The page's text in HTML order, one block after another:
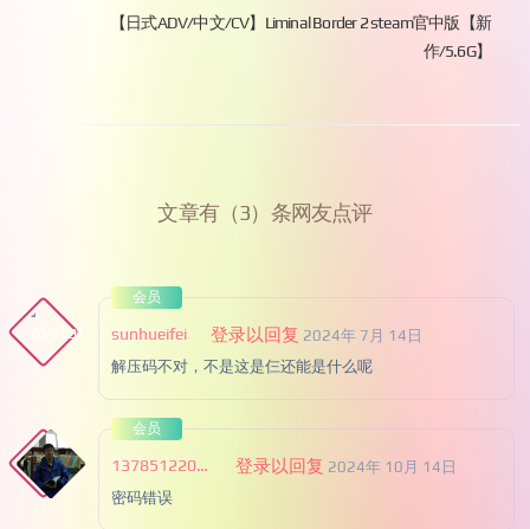
【日式ADV/中文/CV】Liminal Border 2 steam官中版【新
作/5.6G】
文章有（3）条网友点评
会员
登录以回复
sunhueifei
2024年 7月 14日
解压码不对，不是这是仨还能是什么呢
会员
登录以回复
13785122002
2024年 10月 14日
密码错误